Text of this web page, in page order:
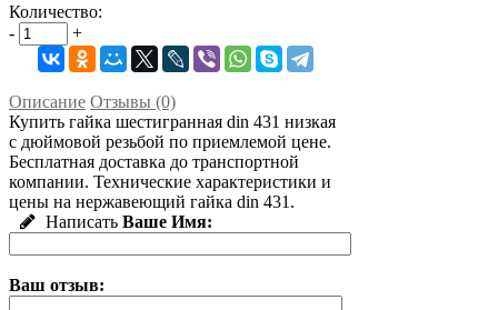
Количество:
-
+
Описание Отзывы (0)
Купить гайка шестигранная din 431 низкая
с дюймовой резьбой по приемлемой цене.
Бесплатная доставка до транспортной
компании. Технические характеристики и
цены на нержавеющий гайка din 431.
Написать Ваше Имя:
Ваш отзыв: